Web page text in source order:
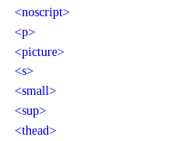
<noscript>
<p>
<picture>
<s>
<small>
<sup>
<thead>